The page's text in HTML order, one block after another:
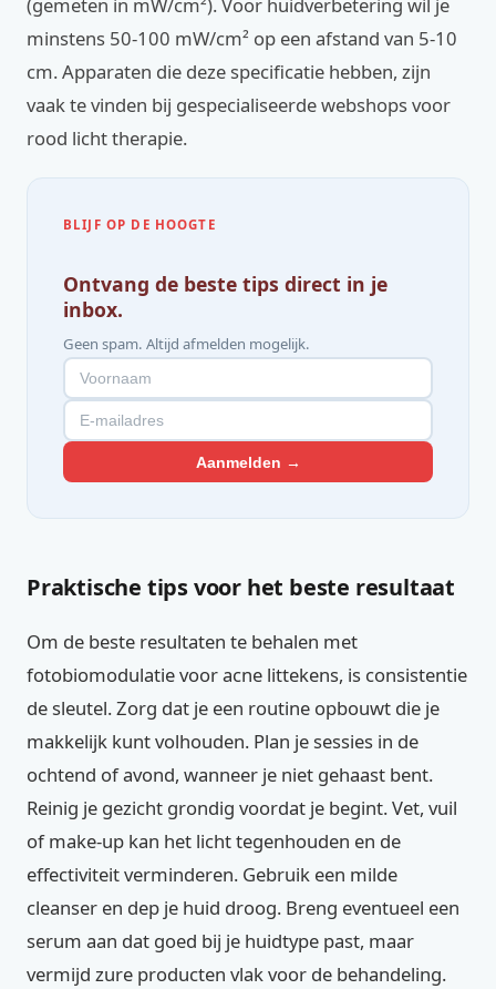
minstens 50-100 mW/cm² op een afstand van 5-10
cm. Apparaten die deze specificatie hebben, zijn
vaak te vinden bij gespecialiseerde webshops voor
rood licht therapie.
BLIJF OP DE HOOGTE
Ontvang de beste tips direct in je
inbox.
Geen spam. Altijd afmelden mogelijk.
Aanmelden →
Praktische tips voor het beste resultaat
Om de beste resultaten te behalen met
fotobiomodulatie voor acne littekens, is consistentie
de sleutel. Zorg dat je een routine opbouwt die je
makkelijk kunt volhouden. Plan je sessies in de
ochtend of avond, wanneer je niet gehaast bent.
Reinig je gezicht grondig voordat je begint. Vet, vuil
of make-up kan het licht tegenhouden en de
effectiviteit verminderen. Gebruik een milde
cleanser en dep je huid droog. Breng eventueel een
serum aan dat goed bij je huidtype past, maar
vermijd zure producten vlak voor de behandeling.